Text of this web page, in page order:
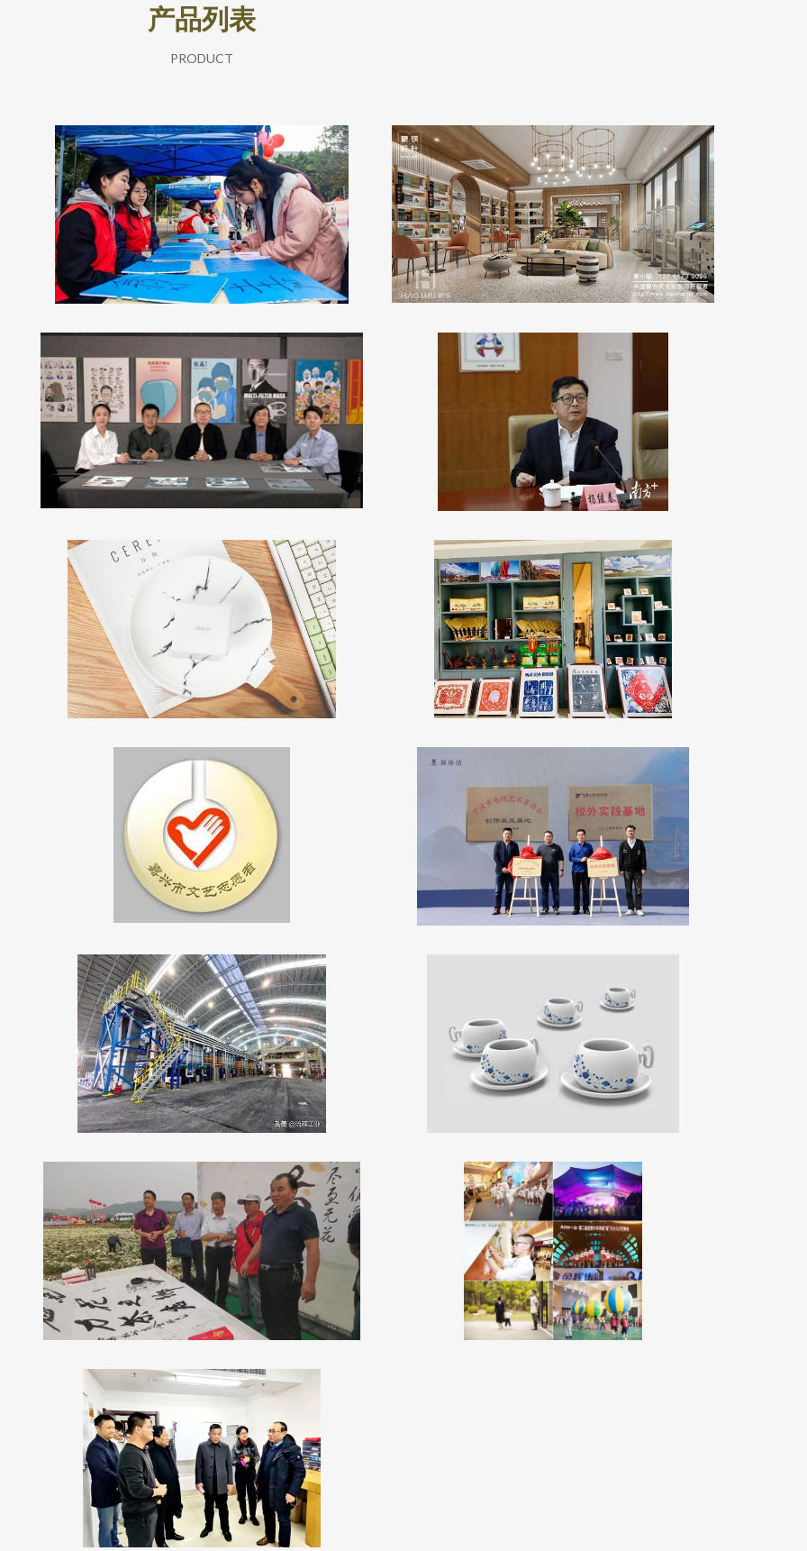
产品列表
PRODUCT